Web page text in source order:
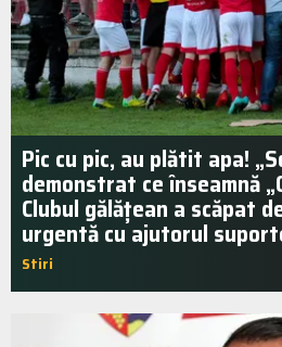
Pic cu pic, au plătit apa!
demonstrat ce înseamnă
Clubul gălățean a scăpat
urgentă cu ajutorul
Stiri